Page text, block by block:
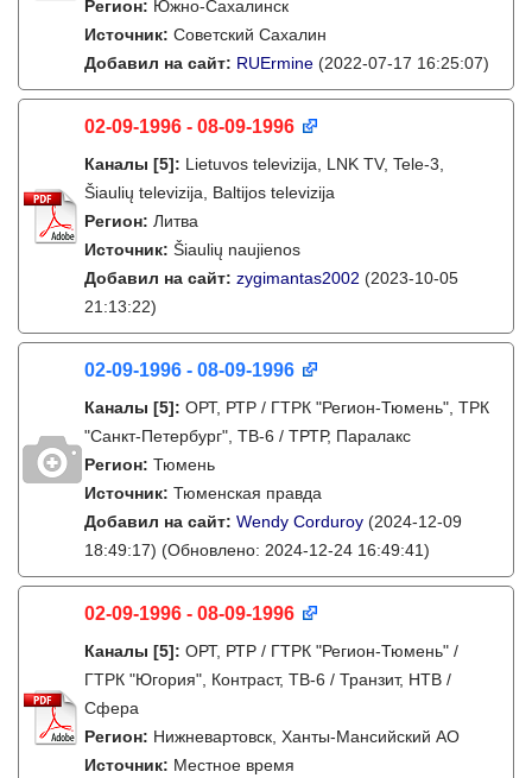
Регион: Южно-Сахалинск
Источник: Советский Сахалин
Добавил на сайт: RUErmine (2022-07-17 16:25:07)
02-09-1996 - 08-09-1996
Каналы [5]: Lietuvos televizija, LNK TV, Tele-3,
Šiaulių televizija, Baltijos televizija
Регион: Литва
Источник: Šiaulių naujienos
Добавил на сайт: zygimantas2002 (2023-10-05
21:13:22)
02-09-1996 - 08-09-1996
Каналы [5]: ОРТ, РТР / ГТРК "Регион-Тюмень", ТРК
"Санкт-Петербург", ТВ-6 / ТРТР, Паралакс
Регион: Тюмень
Источник: Тюменская правда
Добавил на сайт: Wendy Corduroy (2024-12-09
18:49:17) (Обновлено: 2024-12-24 16:49:41)
02-09-1996 - 08-09-1996
Каналы [5]: ОРТ, РТР / ГТРК "Регион-Тюмень" /
ГТРК "Югория", Контраст, ТВ-6 / Транзит, НТВ /
Сфера
Регион: Нижневартовск, Ханты-Мансийский АО
Источник: Местное время